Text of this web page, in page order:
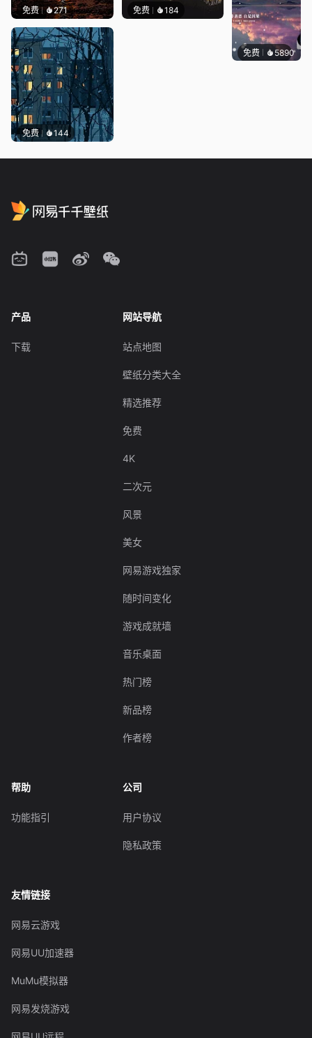
免费 271 免费 184
免费 144
免费 5890冰茶
产品
下载
网站导航
站点地图
壁纸分类大全
精选推荐
免费
4K
二次元
风景
美女
网易游戏独家
随时间变化
游戏成就墙
音乐桌面
热门榜
新品榜
作者榜
帮助
功能指引
公司
用户协议
隐私政策
友情链接
网易云游戏
网易UU加速器
MuMu模拟器
网易发烧游戏